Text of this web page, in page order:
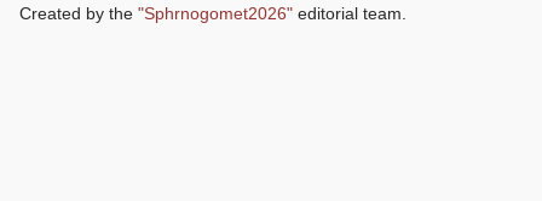
Created by the "Sphrnogomet2026" editorial team.